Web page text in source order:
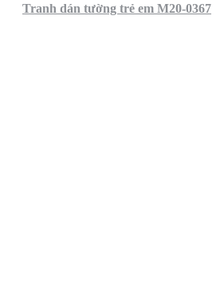
Tranh dán tường trẻ em M20-0367